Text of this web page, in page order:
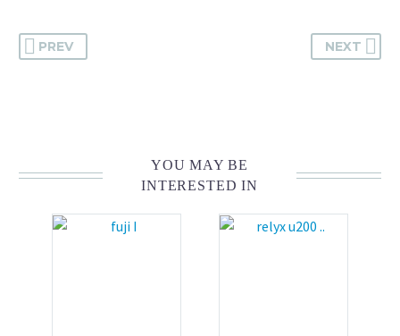
PREV NEXT
YOU MAY BE
INTERESTED IN